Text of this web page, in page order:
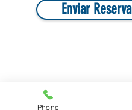
Enviar Reserva
Phone